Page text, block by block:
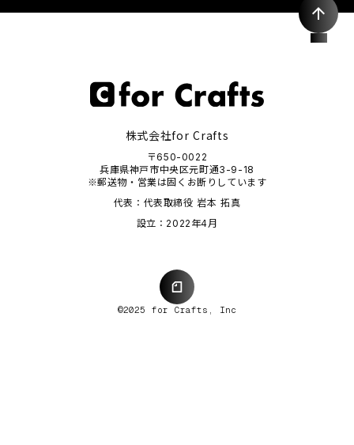
株式会社for Crafts
〒650-0022
兵庫県神戸市中央区元町通3-9-18
※郵送物・営業は固くお断りしています
代表：代表取締役 岩本 拓真
設立：2022年4月
©2025 for Crafts, Inc
arrow_upward